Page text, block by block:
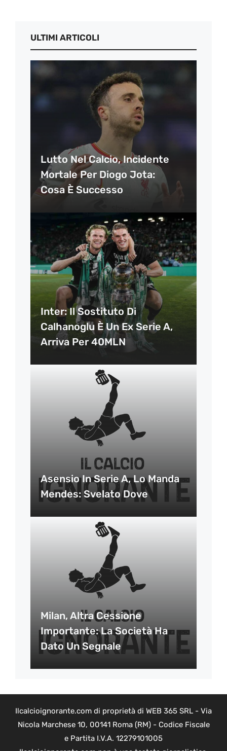
ULTIMI ARTICOLI
Lutto Nel Calcio, Incidente
Mortale Per Diogo Jota:
Cosa È Successo
Inter: Il Sostituto Di
Calhanoglu È Un Ex Serie A,
Arriva Per 40MLN
Asensio In Serie A, Lo Manda
Mendes: Svelato Dove
Milan, Altra Cessione
Importante: La Società Ha
Dato Un Segnale
Ilcalcioignorante.com di proprietà di WEB 365 SRL - Via
Nicola Marchese 10, 00141 Roma (RM) - Codice Fiscale
e Partita I.V.A. 12279101005